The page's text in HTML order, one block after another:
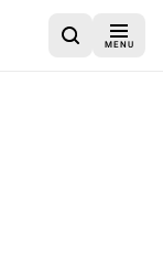
MENU